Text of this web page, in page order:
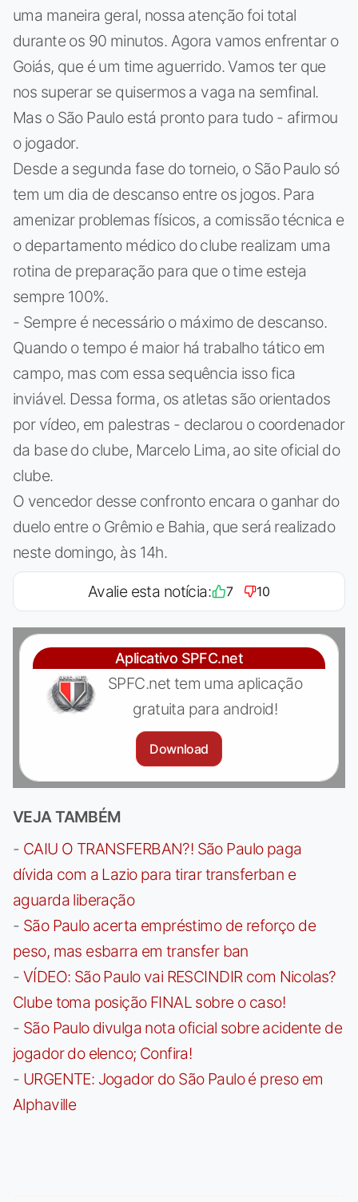
uma maneira geral, nossa atenção foi total
durante os 90 minutos. Agora vamos enfrentar o
Goiás, que é um time aguerrido. Vamos ter que
nos superar se quisermos a vaga na semfinal.
Mas o São Paulo está pronto para tudo - afirmou
o jogador.
Desde a segunda fase do torneio, o São Paulo só
tem um dia de descanso entre os jogos. Para
amenizar problemas físicos, a comissão técnica e
o departamento médico do clube realizam uma
rotina de preparação para que o time esteja
sempre 100%.
- Sempre é necessário o máximo de descanso.
Quando o tempo é maior há trabalho tático em
campo, mas com essa sequência isso fica
inviável. Dessa forma, os atletas são orientados
por vídeo, em palestras - declarou o coordenador
da base do clube, Marcelo Lima, ao site oficial do
clube.
O vencedor desse confronto encara o ganhar do
duelo entre o Grêmio e Bahia, que será realizado
neste domingo, às 14h.
Avalie esta notícia: 7 10
Aplicativo SPFC.net
SPFC.net tem uma aplicação
gratuita para android!
Download
VEJA TAMBÉM
- CAIU O TRANSFERBAN?! São Paulo paga
dívida com a Lazio para tirar transferban e
aguarda liberação
- São Paulo acerta empréstimo de reforço de
peso, mas esbarra em transfer ban
- VÍDEO: São Paulo vai RESCINDIR com Nicolas?
Clube toma posição FINAL sobre o caso!
- São Paulo divulga nota oficial sobre acidente de
jogador do elenco; Confira!
- URGENTE: Jogador do São Paulo é preso em
Alphaville